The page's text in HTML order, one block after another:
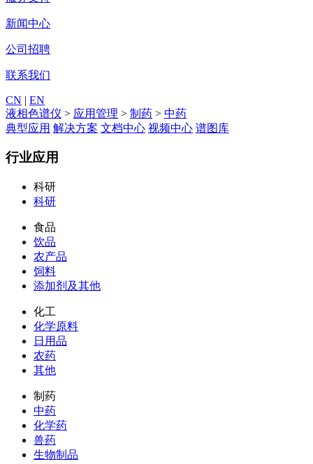
新闻中心
公司招聘
联系我们
CN | EN
液相色谱仪 > 应用管理 > 制药 > 中药
典型应用 解决方案 文档中心 视频中心 谱图库
行业应用
科研
科研
食品
饮品
农产品
饲料
添加剂及其他
化工
化学原料
日用品
农药
其他
制药
中药
化学药
兽药
生物制品